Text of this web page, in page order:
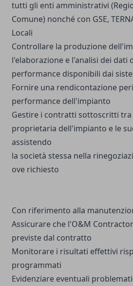
tutti gli enti amministrativi
Comune) nonché con GSE,
Locali
Controllare la produzione
l'elaborazione e l'analisi dei dati
performance disponibili dai
Fornire una rendicontazione
performance dell'impianto
Gestire i contratti sottoscritti tra
proprietaria dell'impianto e le
assistendo
la società stessa nella
ove richiesto
Con riferimento alla
Assicurare che l'O&M
previste dal contratto
Monitorare i risultati effettivi
programmati
Evidenziare eventuali